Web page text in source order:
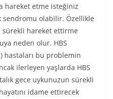
hareket etme isteğiniz
sendromu olabilir. Özellikle
sürekli hareket ettirme
neden olur. HBS
hastaları bu problemin
ilerleyen yaşlarda HBS
gece uykunuzun sürekli
idame ettirecek